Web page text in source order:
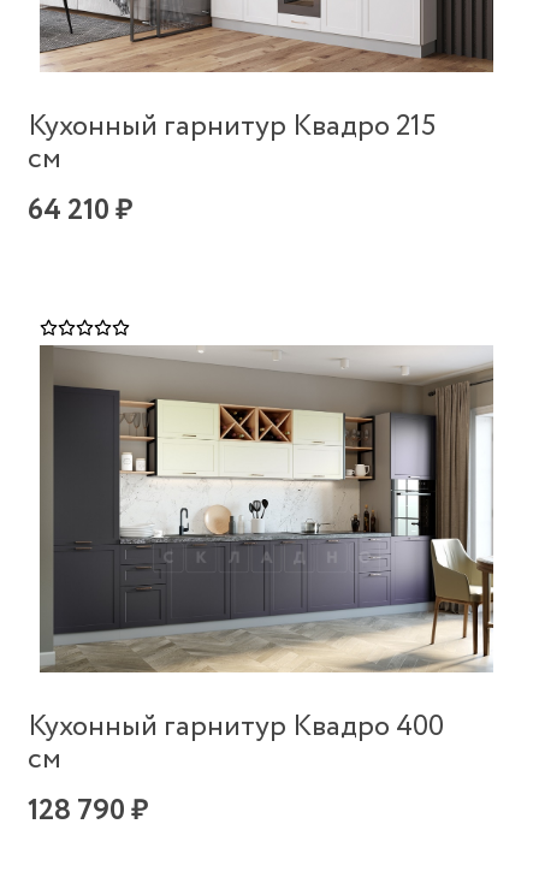
Кухонный гарнитур Квадро 215
см
64 210 ₽
Кухонный гарнитур Квадро 400
см
128 790 ₽